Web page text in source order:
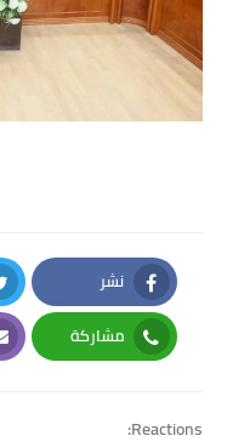
نشر
Facebook
مشاركة
Whatsapp
Reactions: